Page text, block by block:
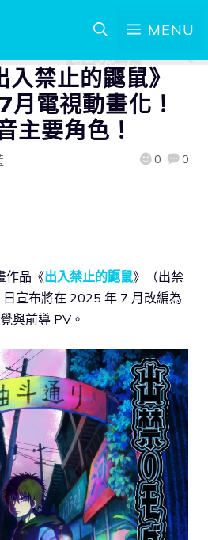
MENU
禁止的鼴鼠》
電視動畫化！
主要角色！
0 0
作品《出入禁止的鼴鼠》（出禁
宣布將在 2025 年 7 月改編為
與前導 PV。